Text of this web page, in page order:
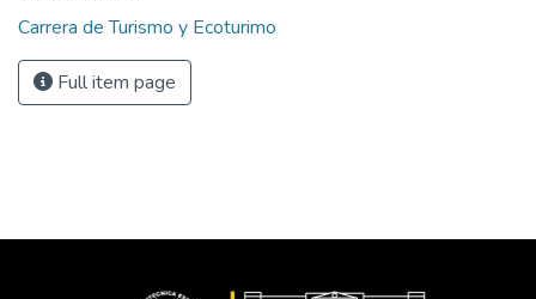
Carrera de Turismo y Ecoturimo
Full item page